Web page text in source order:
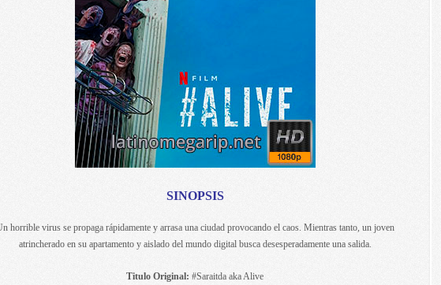
SINOPSIS
horrible virus se propaga rápidamente y arrasa una ciudad provocando el caos. Mientras tanto, un joven
atrincherado en su apartamento y aislado del mundo digital busca desesperadamente una salida.
Titulo Original: #Saraitda aka Alive